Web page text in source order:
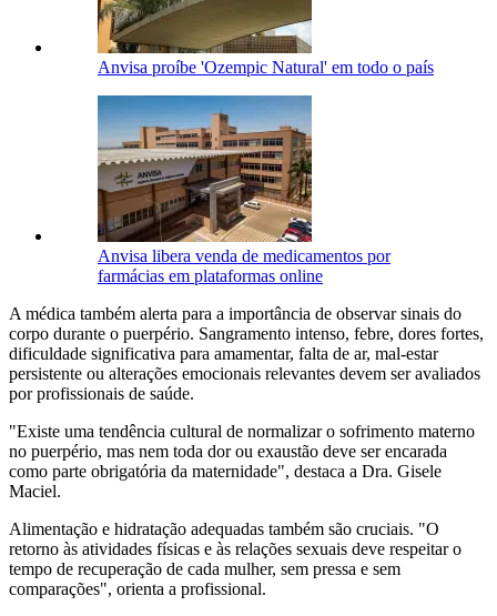
Anvisa proíbe 'Ozempic Natural' em todo o país
Anvisa libera venda de medicamentos por
farmácias em plataformas online
A médica também alerta para a importância de observar sinais do
corpo durante o puerpério. Sangramento intenso, febre, dores fortes,
dificuldade significativa para amamentar, falta de ar, mal-estar
persistente ou alterações emocionais relevantes devem ser avaliados
por profissionais de saúde.
"Existe uma tendência cultural de normalizar o sofrimento materno
no puerpério, mas nem toda dor ou exaustão deve ser encarada
como parte obrigatória da maternidade", destaca a Dra. Gisele
Maciel.
Alimentação e hidratação adequadas também são cruciais. "O
retorno às atividades físicas e às relações sexuais deve respeitar o
tempo de recuperação de cada mulher, sem pressa e sem
comparações", orienta a profissional.